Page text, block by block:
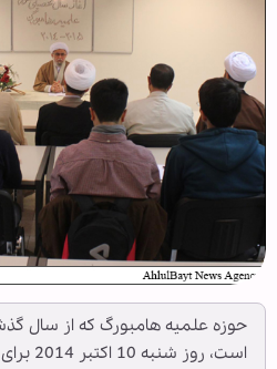
حوزه­ علمیه هامبورگ که از سال
است،